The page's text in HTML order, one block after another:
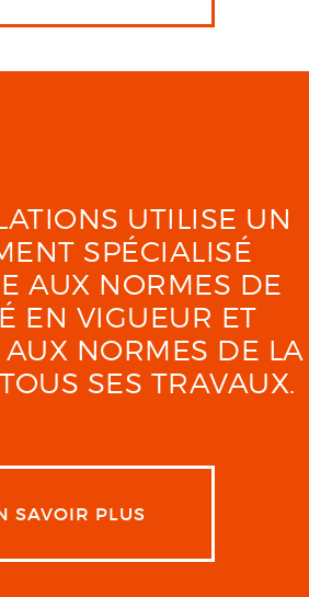
UTILISE UN
SPÉCIALISÉ
AUX NORMES DE
EN VIGUEUR ET
NORMES DE LA
SES TRAVAUX.
SAVOIR PLUS